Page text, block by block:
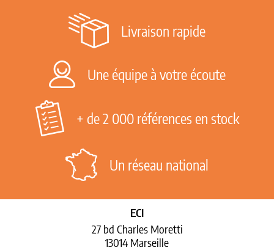
Livraison rapide
Une équipe à votre écoute
+ de 2 000 références en stock
Un réseau national
ECI
27 bd Charles Moretti
13014 Marseille